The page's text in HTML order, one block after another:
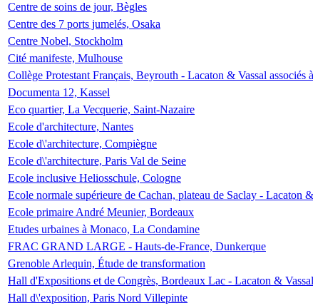
Centre de soins de jour, Bègles
Centre des 7 ports jumelés, Osaka
Centre Nobel, Stockholm
Cité manifeste, Mulhouse
Collège Protestant Français, Beyrouth - Lacaton & Vassal
Documenta 12, Kassel
Eco quartier, La Vecquerie, Saint-Nazaire
Ecole d'architecture, Nantes
Ecole d\'architecture, Compiègne
Ecole d\'architecture, Paris Val de Seine
Ecole inclusive Heliosschule, Cologne
Ecole normale supérieure de Cachan, plateau de Saclay - Lacaton
Ecole primaire André Meunier, Bordeaux
Etudes urbaines à Monaco, La Condamine
FRAC GRAND LARGE - Hauts-de-France, Dunkerque
Grenoble Arlequin, Étude de transformation
Hall d'Expositions et de Congrès, Bordeaux Lac - Lacaton &
Hall d\'exposition, Paris Nord Villepinte